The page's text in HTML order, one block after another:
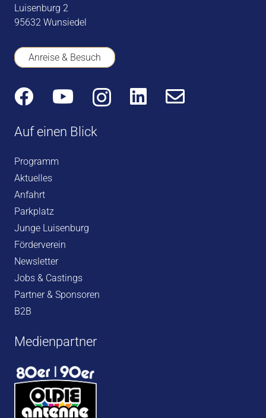
Luisenburg 2
95632 Wunsiedel
Anreise & Besuch
Auf einen Blick
Programm
Aktuelles
Anfahrt
Parkplatz
Junge Luisenburg
Förderverein
Newsletter
Jobs & Castings
Partner & Sponsoren
B2B
Medienpartner